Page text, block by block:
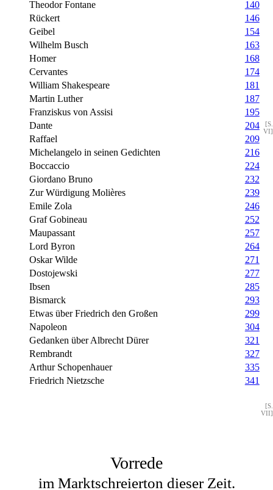
Theodor Fontane
140
Rückert
146
Geibel
154
Wilhelm Busch
163
Homer
168
Cervantes
174
William Shakespeare
181
Martin Luther
187
Franziskus von Assisi
195
[S.
VI]
Dante
204
Raffael
209
Michelangelo in seinen Gedichten
216
Boccaccio
224
Giordano Bruno
232
Zur Würdigung Molières
239
Emile Zola
246
Graf Gobineau
252
Maupassant
257
Lord Byron
264
Oskar Wilde
271
Dostojewski
277
Ibsen
285
Bismarck
293
Etwas über Friedrich den Großen
299
Napoleon
304
Gedanken über Albrecht Dürer
321
Rembrandt
327
Arthur Schopenhauer
335
Friedrich Nietzsche
341
[S.
VII]
Vorrede
im Marktschreierton dieser Zeit.